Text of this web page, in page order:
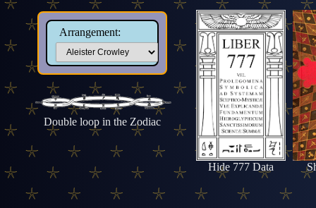
Arrangement:
Double loop in the Zodiac
Hide 777 Data